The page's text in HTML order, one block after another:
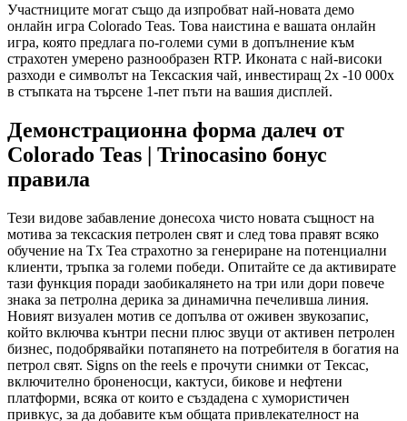
Участниците могат също да изпробват най-новата демо
онлайн игра Colorado Teas. Това наистина е вашата онлайн
игра, която предлага по-големи суми в допълнение към
страхотен умерено разнообразен RTP. Иконата с най-високи
разходи е символът на Тексаския чай, инвестиращ 2x -10 000x
в стъпката на търсене 1-пет пъти на вашия дисплей.
Демонстрационна форма далеч от
Colorado Teas | Trinocasino бонус
правила
Тези видове забавление донесоха чисто новата същност на
мотива за тексаския петролен свят и след това правят всяко
обучение на Tx Tea страхотно за генериране на потенциални
клиенти, тръпка за големи победи. Опитайте се да активирате
тази функция поради заобикалянето на три или дори повече
знака за петролна дерика за динамична печеливша линия.
Новият визуален мотив се допълва от оживен звукозапис,
който включва кънтри песни плюс звуци от активен петролен
бизнес, подобрявайки потапянето на потребителя в богатия на
петрол свят. Signs on the reels е прочути снимки от Тексас,
включително броненосци, кактуси, бикове и нефтени
платформи, всяка от които е създадена с хумористичен
привкус, за да добавите към общата привлекателност на